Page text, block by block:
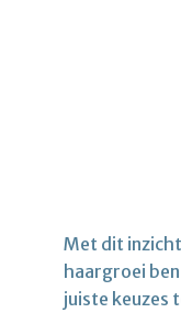
Met dit
haargroei
juiste keuzes